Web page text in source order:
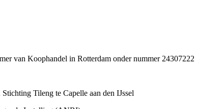
van Koophandel in Rotterdam onder nummer 24307222
Tileng te Capelle aan den IJssel